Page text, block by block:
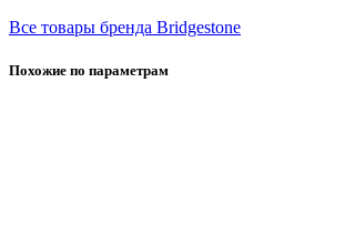
Все товары бренда Bridgestone
Похожие по параметрам